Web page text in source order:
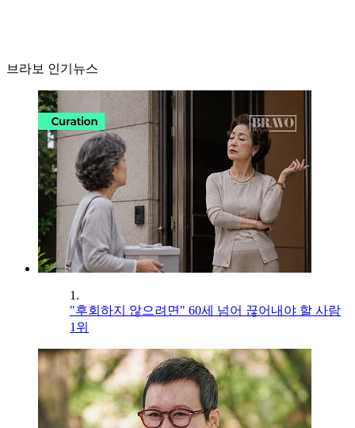
브라보 인기뉴스
1.
"후회하지 않으려면" 60세 넘어 끊어내야 할 사람
1위